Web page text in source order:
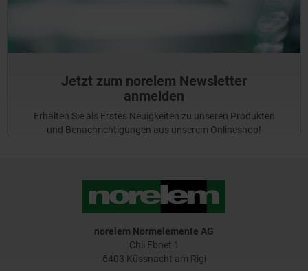
Jetzt zum norelem Newsletter
anmelden
Erhalten Sie als Erstes Neuigkeiten zu unseren Produkten
und Benachrichtigungen aus unserem Onlineshop!
norelem Normelemente AG
Chli Ebnet 1
6403 Küssnacht am Rigi